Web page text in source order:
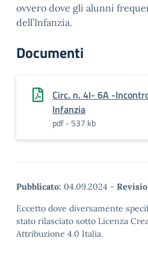
ovvero dove gli alunni
dell’Infanzia.
Documenti
Circ. n. 4I- 6A -
Infanzia
pdf - 537 kb
Pubblicato: 04.09.2024 -
Eccetto dove diversamente
stato rilasciato sotto Licenza
Attribuzione 4.0 Italia.